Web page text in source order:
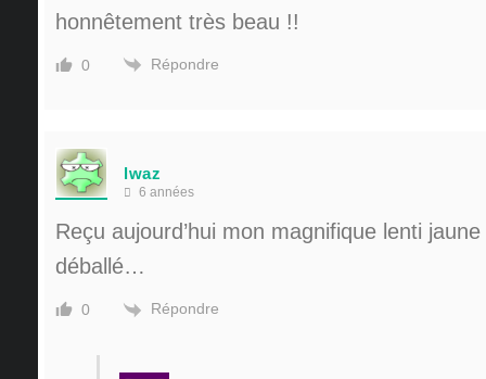
honnêtement très beau !!
0 Répondre
lwaz
6 années
Reçu aujourd’hui mon magnifique lenti
déballé…
0 Répondre